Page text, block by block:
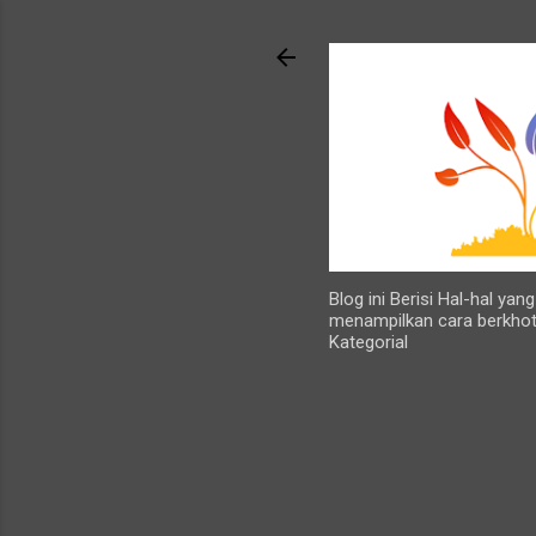
Blog ini Berisi Hal-hal
menampilkan cara
Kategorial